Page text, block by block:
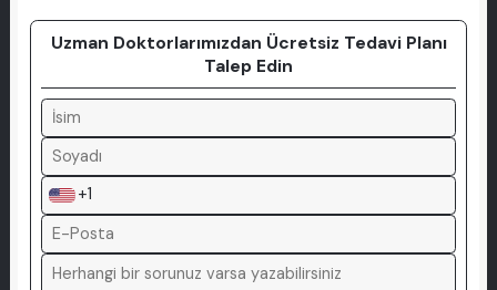
Uzman Doktorlarımızdan Ücretsiz Tedavi Planı
Talep Edin
+1